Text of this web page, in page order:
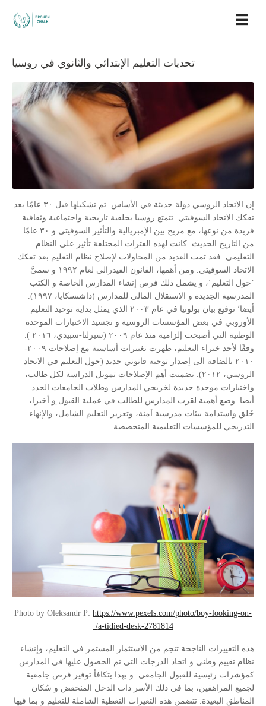
تحديات التعليم الإبتدائي والثانوي في روسيا
إن الاتحاد الروسي دولة حديثة في الأساس. تم تشكيلها قبل ٣٠ عامًا بعد
تفكك الاتحاد السوفيتي. تتمتع روسيا بخلفية تاريخية واجتماعية وثقافية
فريدة من نوعها، مع مزيج بين الإمبريالية والتأثير السوفيتي و ٣٠ عامًا
من التاريخ الحديث. كانت لهذه الفترات المختلفة تأثير على النظام
التعليمي. فقد تمت العديد من المحاولات لإصلاح نظام التعليم بعد تفكك
الاتحاد السوفيتي. ومن أهمها، القانون الفيدرالي لعام ١٩٩٢ و سميَّ
ʼحول التعليمʽ، و يشمل ذلك فرص إنشاء المدارس الخاصة و الكتب
المدرسية الجديدة و الاستقلال المالي للمدارس (داشنسكايا، ١٩٩٧).
أيضا٬ توقيع بيان بولونيا في عام ٢٠٠٣ الذي يمثل بداية توحيد التعليم
الأوروبي في بعض المؤسسات الروسية و تجسيد الاختبارات الموحدة
الوطنية التي أصبحت إلزامية منذ عام ٢٠٠٩ (سيرلنا-سبيدي، ٢٠١٦ ).
وفقًا لأحد خبراء التعليم، ظهرت تغييرات أساسية مع إصلاحات ٢٠٠٩-
٢٠١٠ بالضافة الى إصدار توجيه قانوني جديد (حول التعليم في الاتحاد
الروسي، ٢٠١٢). تضمنت أهم الإصلاحات تمويل الدراسة لكل طالب،
واختبارات موحدة جديدة لخريجي المدارس وطلاب الجامعات الجدد.
أيضا وضع أهمية لقرب المدارس للطالب في عملية القبول̣ و أخيرا،
خَلق واستدامة بيئات مدرسية آمنة، وتعزيز التعليم الشامل، والإنهاء
التدريجي للمؤسسات التعليمية المتخصصة.
Photo by Oleksandr P: https://www.pexels.com/photo/boy-looking-on-
a-tidied-desk-2781814/
هذه التغييرات الناجحة تنجم من الاستثمار المستمر في التعليم، وإنشاء
نظام تقييم وطني و اتخاذ الدرجات التي تم الحصول عليها في المدارس
كمؤشرات رئيسية للقبول الجامعي. و بهذا يتكافأ توفير فرص جامعية
لجميع المراهقين، بما في ذلك الأسر ذات الدخل المنخفض و سُكان
المناطق البعيدة. تتضمن هذه التغيرات التغطية الشاملة للتعليم و بما فيها